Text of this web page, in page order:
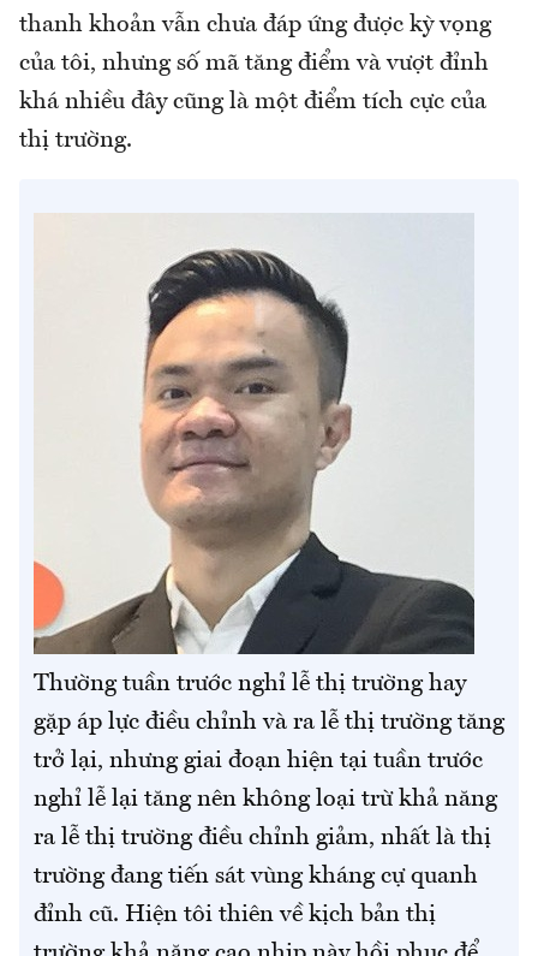
thanh khoản vẫn chưa đáp ứng được kỳ vọng
của tôi, nhưng số mã tăng điểm và vượt đỉnh
khá nhiều đây cũng là một điểm tích cực của
thị trường.
Thường tuần trước nghỉ lễ thị trường hay
gặp áp lực điều chỉnh và ra lễ thị trường tăng
trở lại, nhưng giai đoạn hiện tại tuần trước
nghỉ lễ lại tăng nên không loại trừ khả năng
ra lễ thị trường điều chỉnh giảm, nhất là thị
trường đang tiến sát vùng kháng cự quanh
đỉnh cũ. Hiện tôi thiên về kịch bản thị